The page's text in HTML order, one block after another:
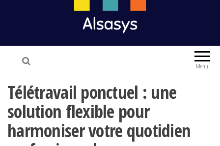
Alsasys Finance & Marketing
Menu
Télétravail ponctuel : une
solution flexible pour
harmoniser votre quotidien